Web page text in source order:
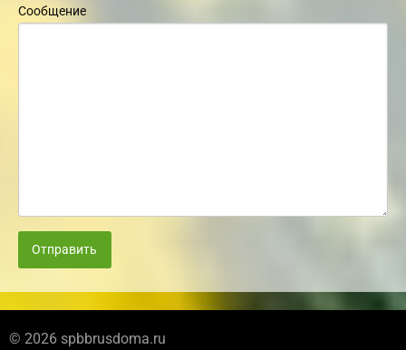
Сообщение
Отправить
© 2026 spbbrusdoma.ru